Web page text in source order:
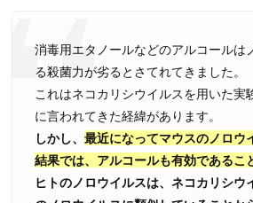
消毒用エタノールなどのアルコールは
る殺菌力が劣るとさてれてきました。
これはネコカリシウイルスを用いた実
に言われてきた経緯があります。
しかし、 最近になってマウスのノロウ
結果では、アルコールも有効であるこ
ヒトのノロウイルスは、ネコカリシウ